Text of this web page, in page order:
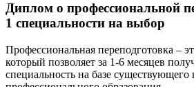
Диплом о профессиональной
1 специальности на выбор
Профессиональная переподготовка –
который позволяет за 1-6 месяцев
специальность на базе